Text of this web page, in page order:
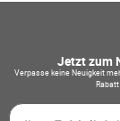
Jetzt zum
Verpasse keine Neuigkeit